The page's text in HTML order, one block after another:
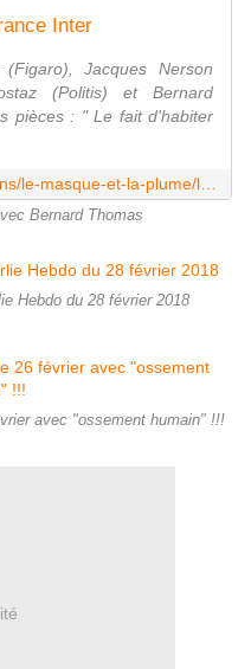
Inter
Jacques Nerson
(Politis) et Bernard
pièces : " Le fait d'habiter
Bernard Thomas
Hebdo du 28 février 2018
avec "ossement humain" !!!